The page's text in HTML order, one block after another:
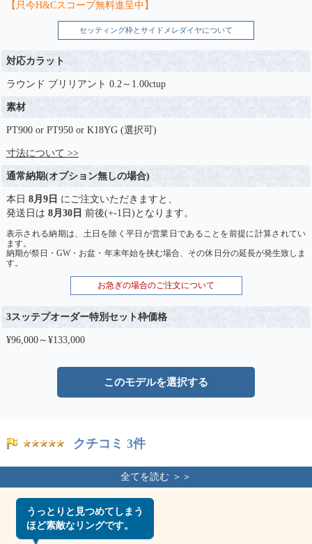
【只今H&Cスコープ無料進呈中】
セッティング枠とサイドメレダイヤについて
対応カラット
ラウンド ブリリアント 0.2～1.00ctup
素材
PT900 or PT950 or K18YG (選択可)
寸法について >>
通常納期(オプション無しの場合)
本日 8月9日 にご注文いただきますと、
発送日は 8月30日 前後(+-1日)となります。
表示される納期は、土日を除く平日が営業日であることを前提に計算されてい
ます。
納期が祭日・GW・お盆・年末年始を挟む場合、その休日分の延長が発生致しま
す。
お急ぎの場合のご注文について
3スッテプオーダー特別セット枠価格
¥96,000～¥133,000
このモデルを選択する
クチコミ 3件
うっとりと見つめてしまう
ほど素敵なリングです。